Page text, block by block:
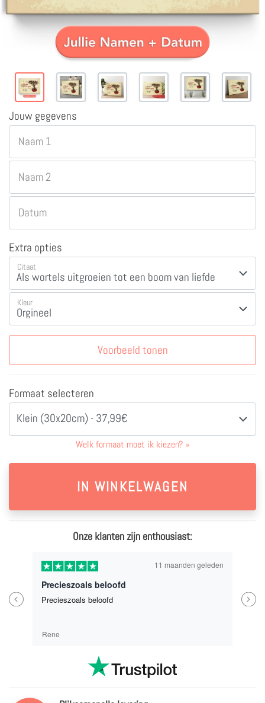
Jouw gegevens
Naam 1
Naam 2
Datum
Extra opties
Citaat
Kleur
Voorbeeld tonen
Formaat selecteren
Klein (30x20cm) - 37,99€
Welk formaat moet ik kiezen? »
Onze klanten zijn enthousiast:
Previous
11 maanden geleden
Precieszoals beloofd
Precieszoals beloofd
Rene
Next